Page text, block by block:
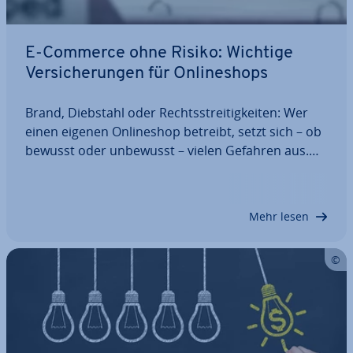
E-Commerce ohne Risiko: Wichtige
Ver­si­che­run­gen für On­line­shops
Brand, Diebstahl oder Rechts­strei­tig­kei­ten: Wer
einen eigenen On­line­shop betreibt, setzt sich – ob
bewusst oder unbewusst – vielen Gefahren aus.
Mehr lesen